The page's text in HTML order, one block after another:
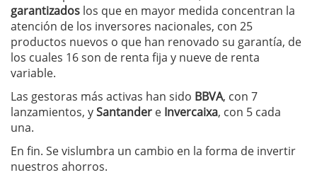
garantizados los que en mayor medida concentran la
atención de los inversores nacionales, con 25
productos nuevos o que han renovado su garantía, de
los cuales 16 son de renta fija y nueve de renta
variable.
Las gestoras más activas han sido BBVA, con 7
lanzamientos, ySantander e Invercaixa, con 5 cada
una.
En fin. Se vislumbra un cambio en la forma de invertir
nuestros ahorros.